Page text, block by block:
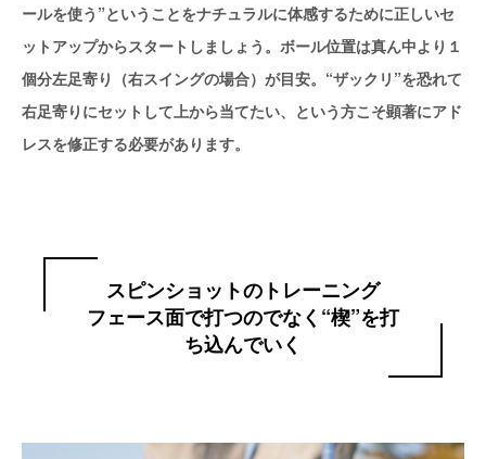
ールを使う”ということをナチュラルに体感するために正しいセ
ットアップからスタートしましょう。ボール位置は真ん中より１
個分左足寄り（右スイングの場合）が目安。“ザックリ”を恐れて
右足寄りにセットして上から当てたい、という方こそ顕著にアド
レスを修正する必要があります。
スピンショットのトレーニング
フェース面で打つのでなく“楔”を打
ち込んでいく